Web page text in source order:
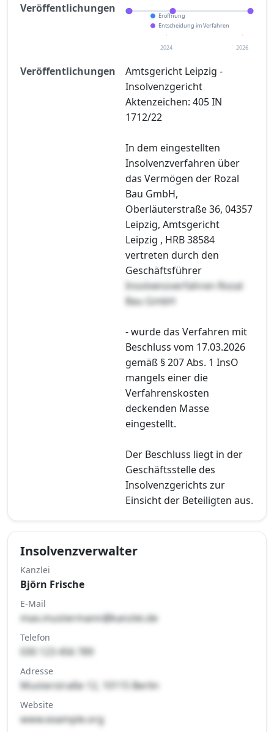
Veröffentlichungen
Eröffnung
Entscheidung im Verfahren
2024 2026
Veröffentlichungen
Amtsgericht Leipzig -
Insolvenzgericht
Aktenzeichen: 405 IN
1712/22
In dem eingestellten
Insolvenzverfahren über
das Vermögen der Rozal
Bau GmbH,
Oberläuterstraße 36, 04357
Leipzig, Amtsgericht
Leipzig , HRB 38584
vertreten durch den
Geschäftsführer
Insolvenzverfahren Rozal
Bau GmbH
- wurde das Verfahren mit
Beschluss vom 17.03.2026
gemäß § 207 Abs. 1 InsO
mangels einer die
Verfahrenskosten
deckenden Masse
eingestellt.
Der Beschluss liegt in der
Geschäftsstelle des
Insolvenzgerichts zur
Einsicht der Beteiligten aus.
Insolvenzverwalter
Kanzlei
Björn Frische
E-Mail
max.mustermann@kanzlei.de
Telefon
030 123 456 789
Adresse
Musterstraße 12, 10115 Berlin
Website
www.example.org